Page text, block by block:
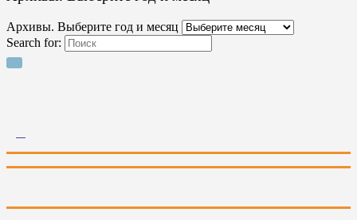
Архивы. Выберите год и месяц
Search for: